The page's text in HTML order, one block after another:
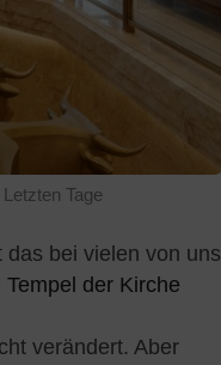
Tage
bei vielen von uns
der Kirche
verändert. Aber